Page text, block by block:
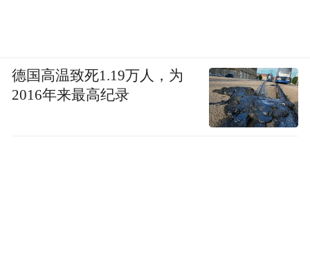
德国高温致死1.19万人，为
2016年来最高纪录